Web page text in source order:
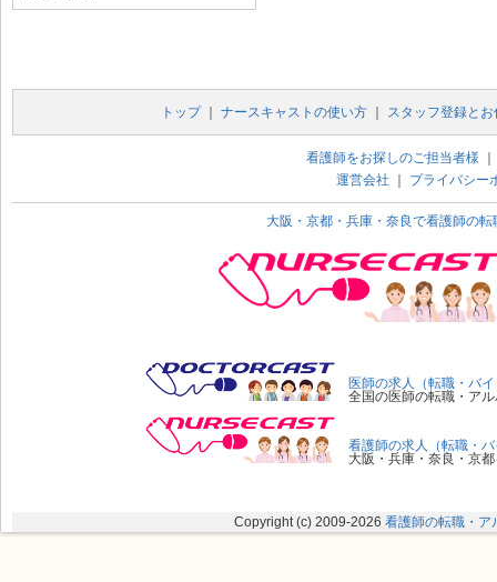
トップ｜ ナースキャストの使い方｜ スタッフ登録と
看護師をお探しのご担当者様
運営会社
プライバシー
大阪・京都・兵庫・奈良で看護師の
医師の求人（転職・バ
全国の医師の転職・ア
看護師の求人（転職・
大阪・兵庫・奈良・京
Copyright (c) 2009-2026 看護師の転職・ア